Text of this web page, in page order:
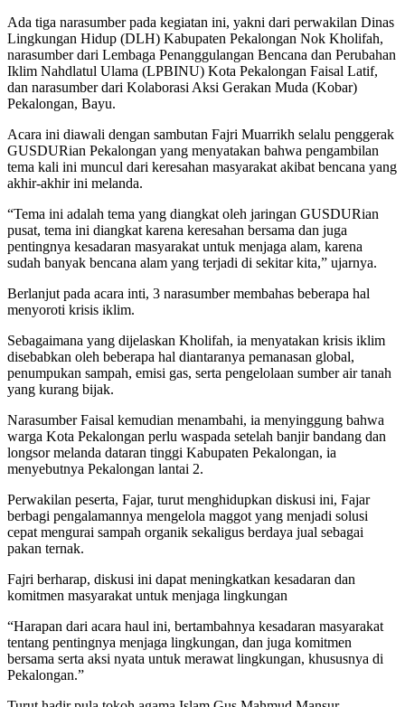
Ada tiga narasumber pada kegiatan ini, yakni dari perwakilan Dinas
Lingkungan Hidup (DLH) Kabupaten Pekalongan Nok Kholifah,
narasumber dari Lembaga Penanggulangan Bencana dan Perubahan
Iklim Nahdlatul Ulama (LPBINU) Kota Pekalongan Faisal Latif,
dan narasumber dari Kolaborasi Aksi Gerakan Muda (Kobar)
Pekalongan, Bayu.
Acara ini diawali dengan sambutan Fajri Muarrikh selalu penggerak
GUSDURian Pekalongan yang menyatakan bahwa pengambilan
tema kali ini muncul dari keresahan masyarakat akibat bencana yang
akhir-akhir ini melanda.
“Tema ini adalah tema yang diangkat oleh jaringan GUSDURian
pusat, tema ini diangkat karena keresahan bersama dan juga
pentingnya kesadaran masyarakat untuk menjaga alam, karena
sudah banyak bencana alam yang terjadi di sekitar kita,” ujarnya.
Berlanjut pada acara inti, 3 narasumber membahas beberapa hal
menyoroti krisis iklim.
Sebagaimana yang dijelaskan Kholifah, ia menyatakan krisis iklim
disebabkan oleh beberapa hal diantaranya pemanasan global,
penumpukan sampah, emisi gas, serta pengelolaan sumber air tanah
yang kurang bijak.
Narasumber Faisal kemudian menambahi, ia menyinggung bahwa
warga Kota Pekalongan perlu waspada setelah banjir bandang dan
longsor melanda dataran tinggi Kabupaten Pekalongan, ia
menyebutnya Pekalongan lantai 2.
Perwakilan peserta, Fajar, turut menghidupkan diskusi ini, Fajar
berbagi pengalamannya mengelola maggot yang menjadi solusi
cepat mengurai sampah organik sekaligus berdaya jual sebagai
pakan ternak.
Fajri berharap, diskusi ini dapat meningkatkan kesadaran dan
komitmen masyarakat untuk menjaga lingkungan
“Harapan dari acara haul ini, bertambahnya kesadaran masyarakat
tentang pentingnya menjaga lingkungan, dan juga komitmen
bersama serta aksi nyata untuk merawat lingkungan, khususnya di
Pekalongan.”